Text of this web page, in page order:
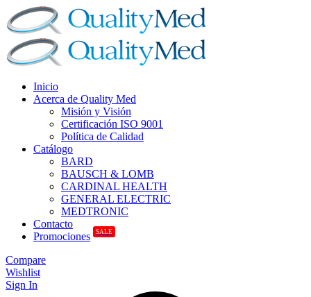
Inicio
Acerca de Quality Med
Misión y Visión
Certificación ISO 9001
Política de Calidad
Catálogo
BARD
BAUSCH & LOMB
CARDINAL HEALTH
GENERAL ELECTRIC
MEDTRONIC
Contacto
Promociones
SALE
Compare
Wishlist
Sign In